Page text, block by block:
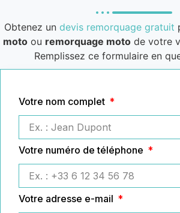
Obtenez un devis remorquage gratuit
motoou remorquage motode votre
Remplissez ce formulaire en
Votre nom complet
Votre numéro de téléphone
Votre adresse e-mail